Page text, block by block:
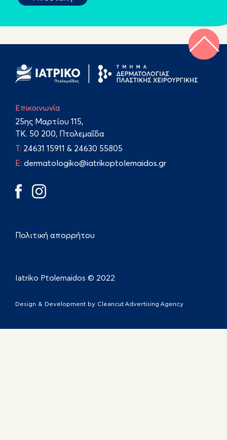
Επικοινωνία
25ης Μαρτίου 115,
TK. 50 200, Πτολεμαΐδα
Τ: 24631 15911 & 24630 55805
E: dermatologiko@iatrikoptolemaidos.gr
Πολιτική απορρήτου
Iatriko Ptolemaidos © 2022
Design & Development by Cleancut Advertising Agency